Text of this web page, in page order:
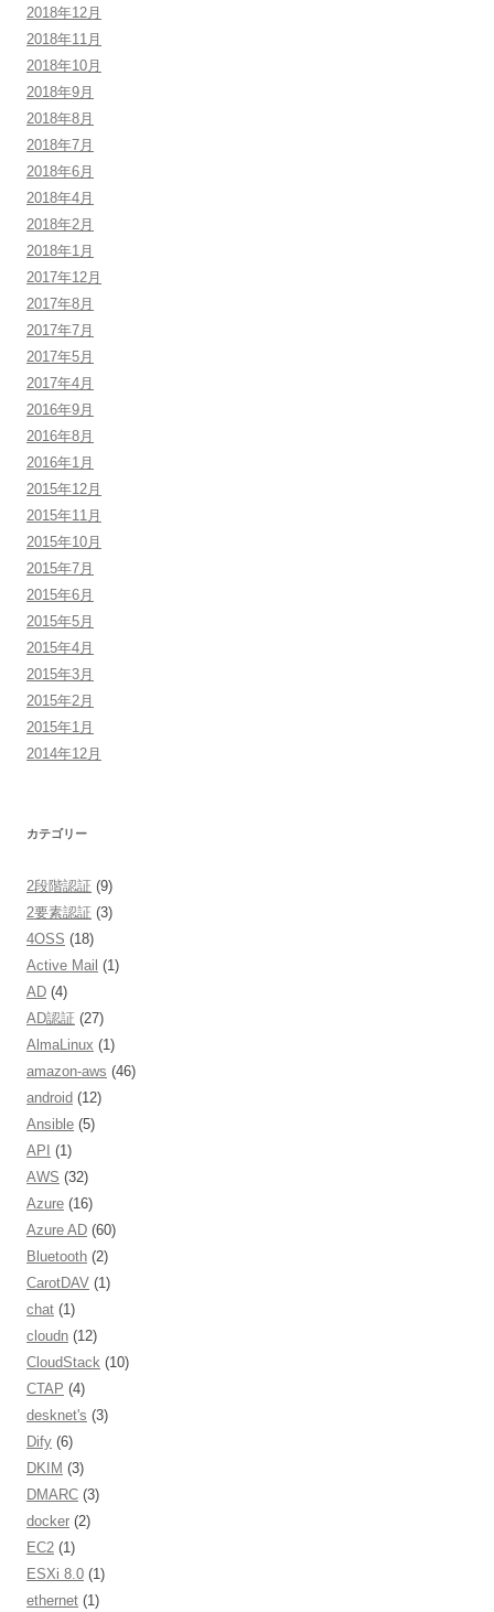
2018年12月
2018年11月
2018年10月
2018年9月
2018年8月
2018年7月
2018年6月
2018年4月
2018年2月
2018年1月
2017年12月
2017年8月
2017年7月
2017年5月
2017年4月
2016年9月
2016年8月
2016年1月
2015年12月
2015年11月
2015年10月
2015年7月
2015年6月
2015年5月
2015年4月
2015年3月
2015年2月
2015年1月
2014年12月
カテゴリー
2段階認証 (9)
2要素認証 (3)
4OSS (18)
Active Mail (1)
AD (4)
AD認証 (27)
AlmaLinux (1)
amazon-aws (46)
android (12)
Ansible (5)
API (1)
AWS (32)
Azure (16)
Azure AD (60)
Bluetooth (2)
CarotDAV (1)
chat (1)
cloudn (12)
CloudStack (10)
CTAP (4)
desknet's (3)
Dify (6)
DKIM (3)
DMARC (3)
docker (2)
EC2 (1)
ESXi 8.0 (1)
ethernet (1)